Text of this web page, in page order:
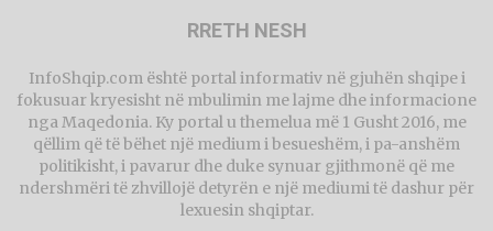
RRETH NESH
InfoShqip.com është portal informativ në gjuhën shqipe i
fokusuar kryesisht në mbulimin me lajme dhe informacione
nga Maqedonia. Ky portal u themelua më 1 Gusht 2016, me
qëllim që të bëhet një medium i besueshëm, i pa-anshëm
politikisht, i pavarur dhe duke synuar gjithmonë që me
ndershmëri të zhvillojë detyrën e një mediumi të dashur për
lexuesin shqiptar.